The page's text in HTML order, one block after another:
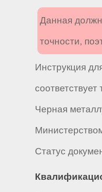
Данная
точности,
Инструкция
Черная
Статус